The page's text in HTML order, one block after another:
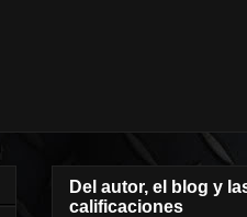
Del autor, el blog y
calificaciones